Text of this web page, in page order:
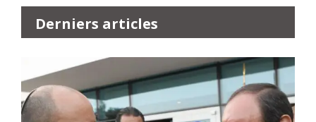
Derniers articles